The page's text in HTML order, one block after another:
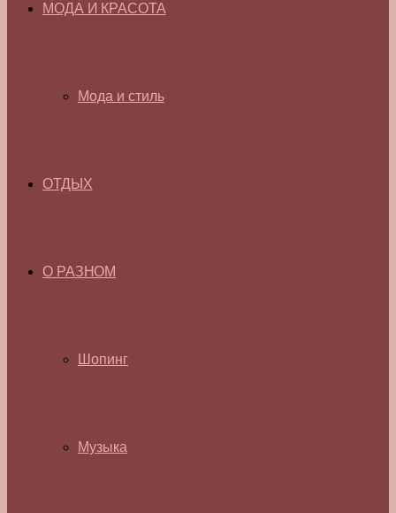
МОДА И КРАСОТА
Мода и стиль
ОТДЫХ
О РАЗНОМ
Шопинг
Музыка